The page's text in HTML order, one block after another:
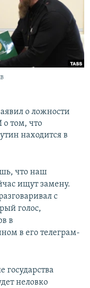
о ложности
том, что
находится в
что наш
ищут замену.
с
голос,
в
в его телеграм-
государства
неловко